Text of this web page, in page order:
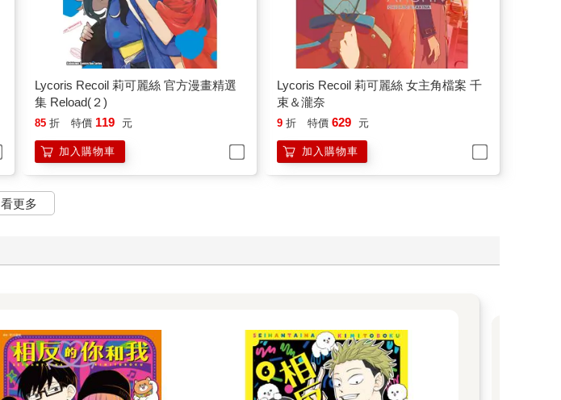
Lycoris Recoil 莉可麗絲 官方漫畫精選
集 Reload(２)
85 折 特價 119 元
加入購物車
Lycoris Recoil 莉可麗絲 女主角檔案 千
束＆瀧奈
9 折 特價 629 元
加入購物車
看更多